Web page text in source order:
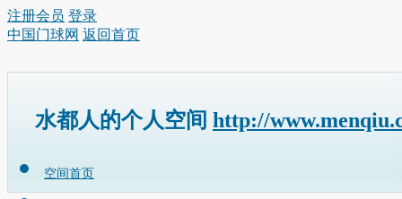
注册会员 登录
中国门球网 返回首页
水都人的个人空间 http://
空间首页